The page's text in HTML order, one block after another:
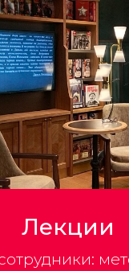
Лекции